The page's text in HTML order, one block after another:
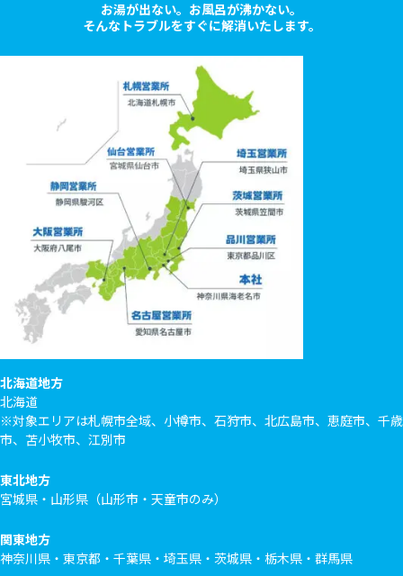
20都道府県対応！
最短30分で訪問
お湯が出ない。お風呂が沸かない。
そんなトラブルをすぐに解消いたします。
北海道地方
※対象エリアは札幌市全域、小樽市、石狩市、北広島市、恵庭市、千歳
市、苫小牧市、江別市
東北地方
宮城県・山形県（山形市・天童市のみ）